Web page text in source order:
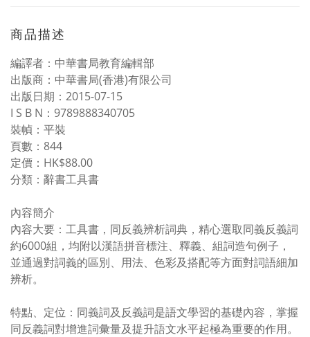
商品描述
編譯者：中華書局教育編輯部
出版商：中華書局(香港)有限公司
出版日期：2015-07-15
I S B N：9789888340705
裝幀：平裝
頁數：844
定價：HK$88.00
分類：辭書工具書
內容簡介
內容大要：工具書，同反義辨析詞典，精心選取同義反義詞
約6000組，均附以漢語拼音標注、釋義、組詞造句例子，
並通過對詞義的區別、用法、色彩及搭配等方面對詞語細加
辨析。
特點、定位：同義詞及反義詞是語文學習的基礎內容，掌握
同反義詞對增進詞彙量及提升語文水平起極為重要的作用。